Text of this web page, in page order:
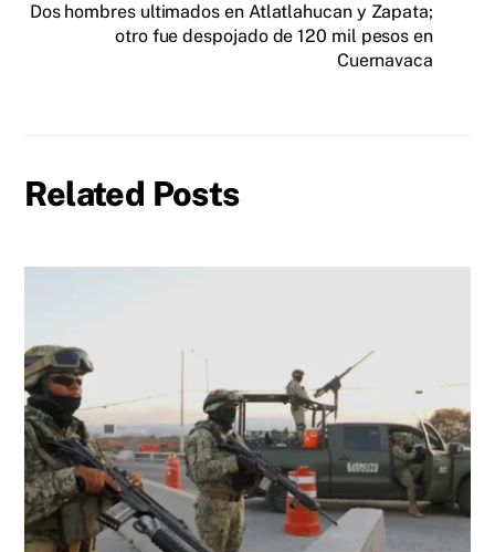
Dos hombres ultimados en Atlatlahucan y Zapata;
otro fue despojado de 120 mil pesos en
Cuernavaca
Related Posts